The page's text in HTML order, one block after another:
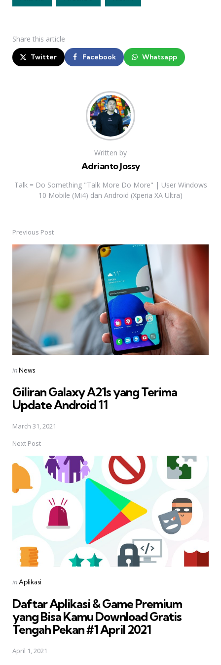
Share this article
Twitter Facebook Whatsapp
Written by
Adrianto Jossy
Talk = Do Something "Talk More Do More" | User Windows
10 Mobile (Mi4) dan Android (Xperia XA Ultra)
Post
navigation
Previous Post
Posted
inNews
Giliran Galaxy A21s yang Terima
Update Android 11
March 31, 2021
Next Post
Posted
inAplikasi
Daftar Aplikasi & Game Premium
yang Bisa Kamu Download Gratis 
Tengah Pekan #1 April 2021
April 1, 2021